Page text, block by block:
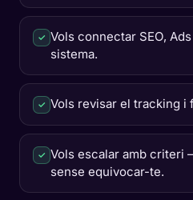
✓ Vols connectar SEO,
sistema.
✓ Vols revisar el tracking i
✓ Vols escalar amb criteri
sense equivocar-te.